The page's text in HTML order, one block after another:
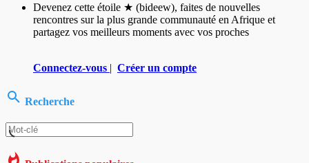
Devenez cette étoile ★ (bideew), faites de nouvelles
rencontres sur la plus grande communauté en Afrique et
partagez vos meilleurs moments avec vos proches
Connectez-vous | Créer un compte
Recherche